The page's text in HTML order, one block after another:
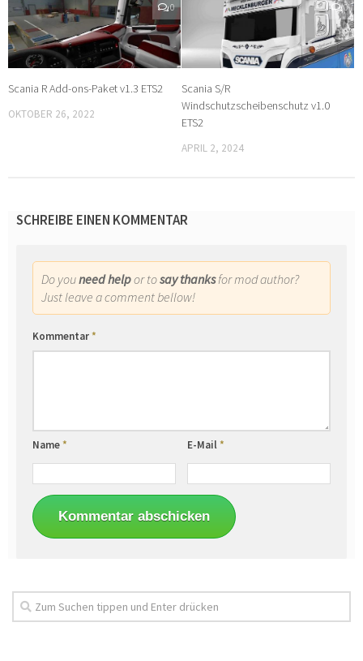
0
Scania R Add-ons-Paket v1.3 ETS2
OKTOBER 26, 2022
0
Scania S/R
Windschutzscheibenschutz v1.0
ETS2
APRIL 2, 2024
SCHREIBE EINEN KOMMENTAR
Do youneed helpor tosay thanksfor mod author?
Just leave a comment bellow!
Kommentar*
Name* E-Mail*